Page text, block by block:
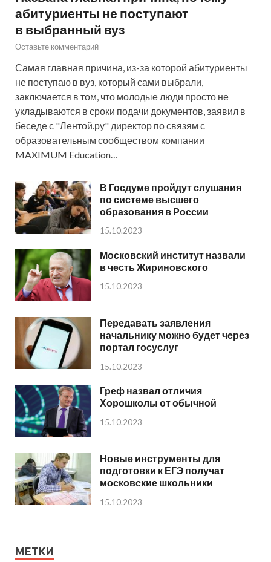
абитуриенты не поступают
в выбранный вуз
Оставьте комментарий
Самая главная причина, из-за которой абитуриенты
не поступаю в вуз, который сами выбрали,
заключается в том, что молодые люди просто не
укладываются в сроки подачи документов, заявил в
беседе с "Лентой.ру" директор по связям с
образовательным сообществом компании
MAXIMUM Education…
В Госдуме пройдут слушания
по системе высшего
образования в России
15.10.2023
Московский институт назвали
в честь Жириновского
15.10.2023
Передавать заявления
начальнику можно будет через
портал госуслуг
15.10.2023
Греф назвал отличия
Хорошколы от обычной
15.10.2023
Новые инструменты для
подготовки к ЕГЭ получат
московские школьники
15.10.2023
МЕТКИ